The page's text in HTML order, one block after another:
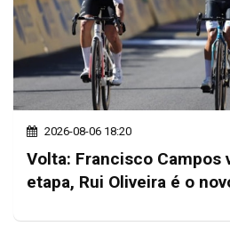
2026-08-06 18:20
Volta: Francisco Campos
etapa, Rui Oliveira é o